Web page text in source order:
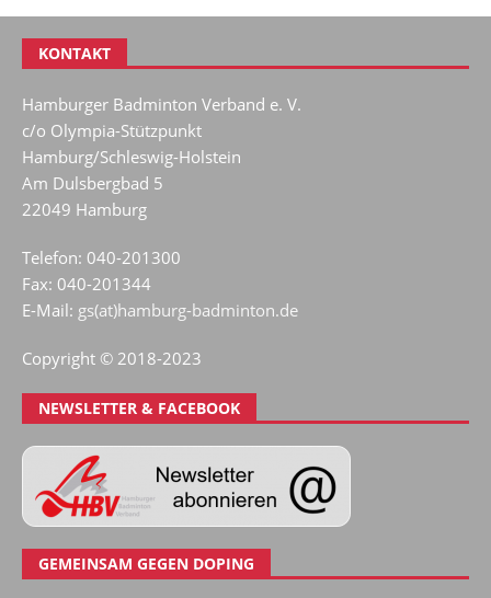
KONTAKT
Hamburger Badminton Verband e. V.
c/o Olympia-Stützpunkt
Hamburg/Schleswig-Holstein
Am Dulsbergbad 5
22049 Hamburg
Telefon: 040-201300
Fax: 040-201344
E-Mail: gs(at)hamburg-badminton.de
Copyright © 2018-2023
NEWSLETTER & FACEBOOK
GEMEINSAM GEGEN DOPING